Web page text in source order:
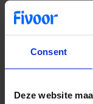
Consent
Deze website
In Den Haag hebben
Afdeling (FPA) Den
zijn ze hierdoor in
en terug kunnen